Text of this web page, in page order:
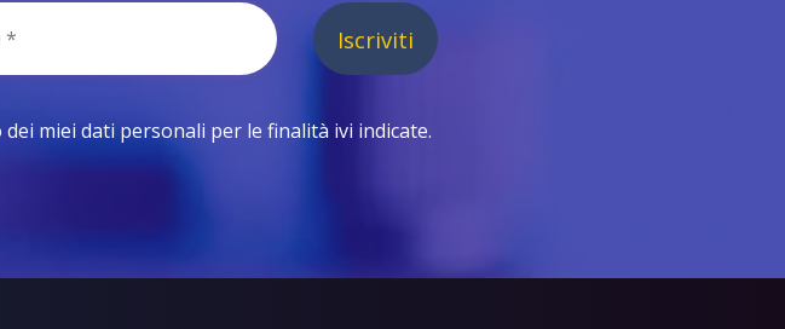
Iscriviti
miei dati personali per le finalità ivi indicate.